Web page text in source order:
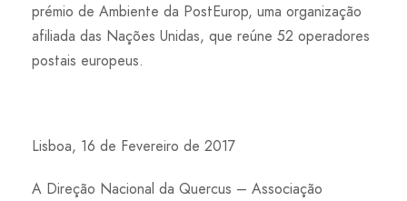
prémio de Ambiente da PostEurop, uma organização
afiliada das Nações Unidas, que reúne 52 operadores
postais europeus.
Lisboa, 16 de Fevereiro de 2017
A Direção Nacional da Quercus – Associação